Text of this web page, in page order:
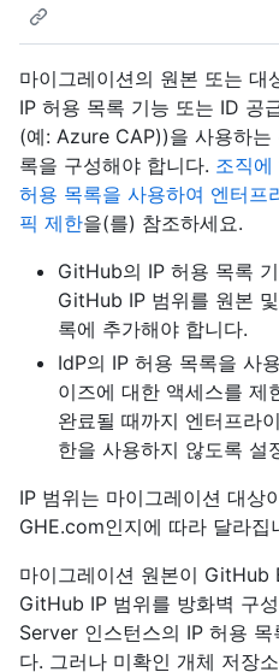
마이그레이션의 원본 또는
IP 허용 목록 기능 또는 ID 공
(예: Azure CAP))을 사용하
록을 구성해야 합니다. 조직에
허용 목록을 사용하여 엔터프
픽 제한을(를) 참조하세요.
GitHub의 IP 허용 목록
GitHub IP 범위를 원본
록에 추가해야 합니다.
IdP의 IP 허용 목록을 사
이즈에 대한 액세스를 제
완료될 때까지 엔터프라
한을 사용하지 않도록 설
IP 범위는 마이그레이션 대상
GHE.com인지에 따라 달라집
마이그레이션 원본이
GitHub IP 범위를 방화벽 구
Server 인스턴스의 IP 허용
다. 그러나 미확인 개체 저장